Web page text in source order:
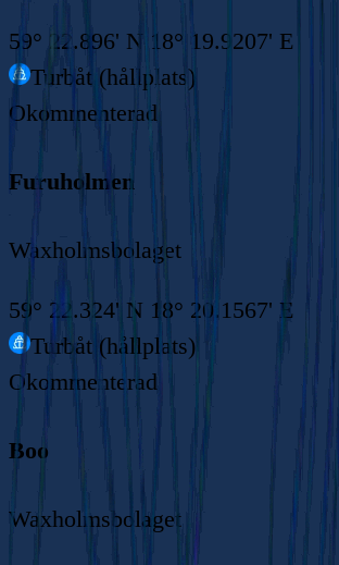
59° 22.896' N 18° 19.9207' E
Turbåt (hållplats)
Okommenterad
Furuholmen
Waxholmsbolaget
59° 22.324' N 18° 20.1567' E
Turbåt (hållplats)
Okommenterad
Boo
Waxholmsbolaget